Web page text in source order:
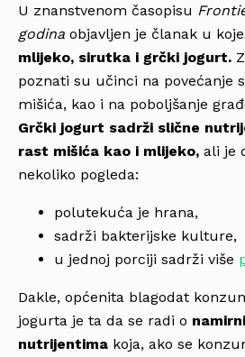
U znanstvenom časopisu
godina objavljen je članak u
mlijeko, sirutka i grčki jogurt.
poznati su učinci na povećanje
mišića, kao i na poboljšanje
Grčki jogurt sadrži slične
rast mišića kao i mlijeko, ali je
nekoliko pogleda:
polutekuća je hrana,
sadrži bakterijske kulture,
u jednoj porciji sadrži više
Dakle, općenita blagodat
jogurta je ta da se radi o
nutrijentima koja, ako se